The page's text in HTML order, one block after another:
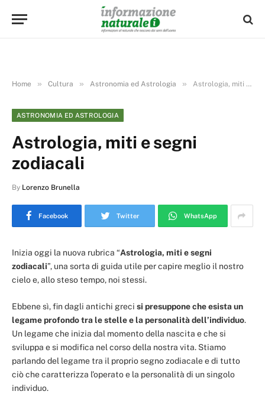
Home » Cultura » Astronomia ed Astrologia » Astrologia, miti e segni zodiacali
ASTRONOMIA ED ASTROLOGIA
Astrologia, miti e segni
zodiacali
By Lorenzo Brunella
Facebook Twitter WhatsApp
Inizia oggi la nuova rubrica “Astrologia, miti e segni
zodiacali”, una sorta di guida utile per capire meglio il nostro
cielo e, allo steso tempo, noi stessi.
Ebbene sì, fin dagli antichi greci si presuppone che esista un
legame profondo tra le stelle e la personalità dell’individuo.
Un legame che inizia dal momento della nascita e che si
sviluppa e si modifica nel corso della nostra vita. Stiamo
parlando del legame tra il proprio segno zodiacale e di tutto
ciò che caratterizza l’operato e la personalità di un singolo
individuo.